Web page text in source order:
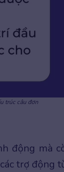
trúc câu đơn
động mà
trợ động